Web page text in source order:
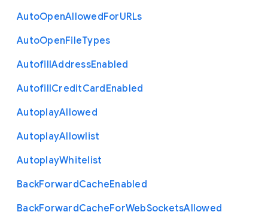
AutoOpenAllowedForURLs
AutoOpenFileTypes
AutofillAddressEnabled
AutofillCreditCardEnabled
AutoplayAllowed
AutoplayAllowlist
AutoplayWhitelist
BackForwardCacheEnabled
BackForwardCacheForWebSocketsAllowed